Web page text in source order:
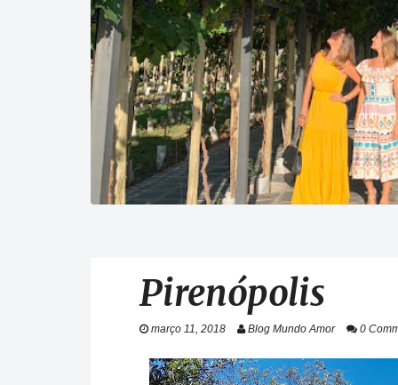
Pirenópolis
março 11, 2018 Blog Mundo Amor 0